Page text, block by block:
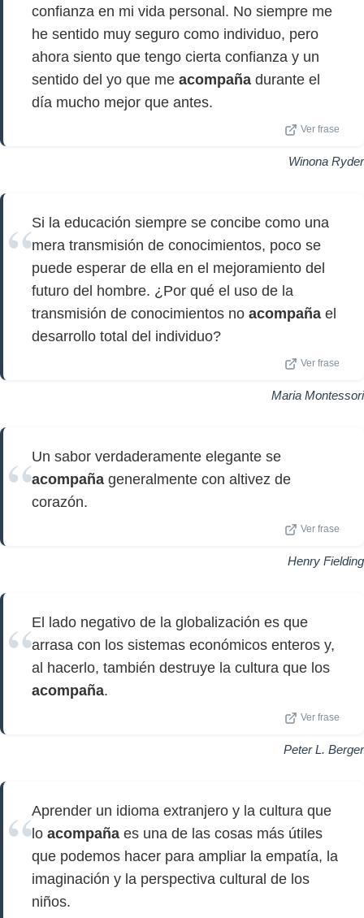
confianza en mi vida personal. No siempre me
he sentido muy seguro como individuo, pero
ahora siento que tengo cierta confianza y un
sentido del yo que me acompaña durante el
día mucho mejor que antes.
Ver frase
Winona Ryder
Si la educación siempre se concibe como una
mera transmisión de conocimientos, poco se
puede esperar de ella en el mejoramiento del
futuro del hombre. ¿Por qué el uso de la
transmisión de conocimientos no acompaña el
desarrollo total del individuo?
Ver frase
Maria Montessori
Un sabor verdaderamente elegante se
acompaña generalmente con altivez de
corazón.
Ver frase
Henry Fielding
El lado negativo de la globalización es que
arrasa con los sistemas económicos enteros y,
al hacerlo, también destruye la cultura que los
acompaña.
Ver frase
Peter L. Berger
Aprender un idioma extranjero y la cultura que
lo acompaña es una de las cosas más útiles
que podemos hacer para ampliar la empatía, la
imaginación y la perspectiva cultural de los
niños.